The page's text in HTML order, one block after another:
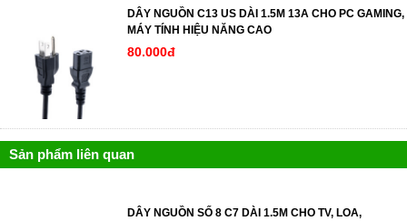
DÂY NGUỒN C13 US DÀI 1.5M 13A CHO PC GAMING,
MÁY TÍNH HIỆU NĂNG CAO
80.000đ
Sản phẩm liên quan
DÂY NGUỒN SỐ 8 C7 DÀI 1.5M CHO TV, LOA,